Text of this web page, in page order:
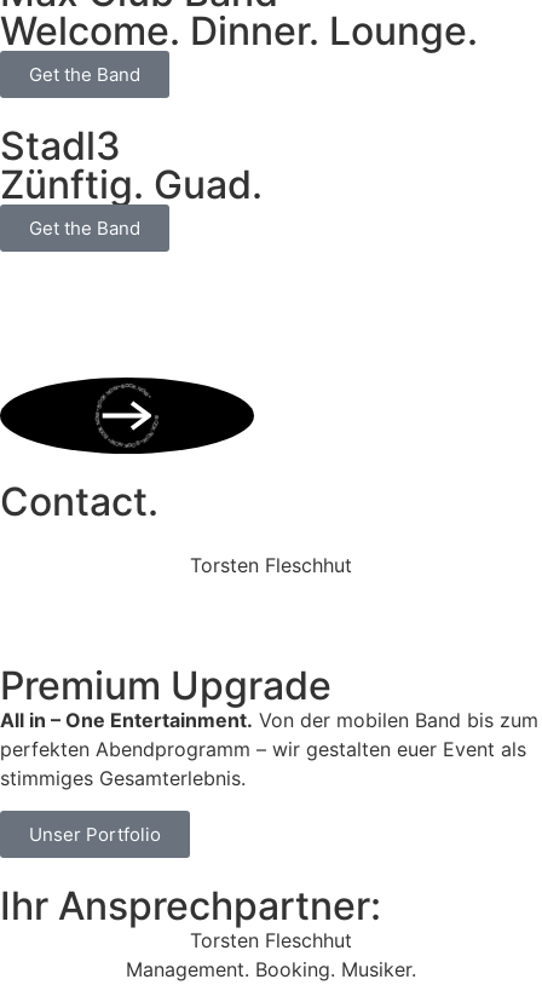
Welcome. Dinner. Lounge.
Get the Band
Stadl3
Zünftig. Guad.
Get the Band
BOOK NOW • BOOK NOW • BOOK NOW • BOOK NOW • BOOK NOW •
Contact.
Torsten Fleschhut
Premium Upgrade
All in – One Entertainment. Von der mobilen Band bis zum
perfekten Abendprogramm – wir gestalten euer Event als
stimmiges Gesamterlebnis.
Unser Portfolio
Ihr Ansprechpartner:
Torsten Fleschhut
Management. Booking. Musiker.